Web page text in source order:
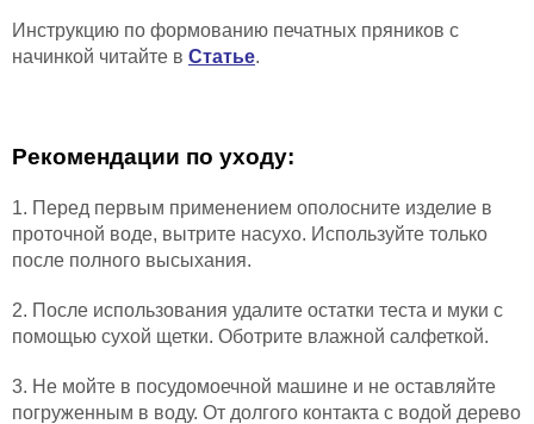
Инструкцию по формованию печатных пряников с
начинкой читайте в Статье.
Рекомендации по уходу:
1. Перед первым применением ополосните изделие в
проточной воде, вытрите насухо. Используйте только
после полного высыхания.
2. После использования удалите остатки теста и муки с
помощью сухой щетки. Оботрите влажной салфеткой.
3. Не мойте в посудомоечной машине и не оставляйте
погруженным в воду. От долгого контакта с водой дерево